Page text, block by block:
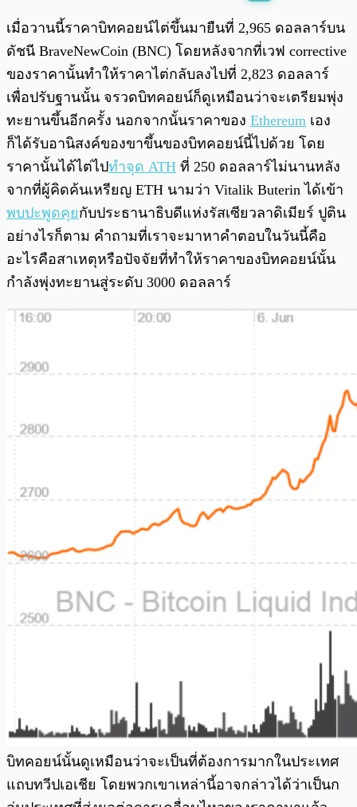
พร้อมเล่น
เมื่อวานนี้ราคาบิทคอยน์ไต่ขึ้นมายืนที่ 2,965 ดอลลาร์บน
ดัชนี BraveNewCoin (BNC) โดยหลังจากที่เวฟ corrective
ของราคานั้นทำให้ราคาไต่กลับลงไปที่ 2,823 ดอลลาร์
เพื่อปรับฐานนั้น จรวดบิทคอยน์ก็ดูเหมือนว่าจะเตรียมพุ่ง
ทะยานขึ้นอีกครั้ง นอกจากนั้นราคาของ Ethereum เอง
ก็ได้รับอานิสงค์ของขาขึ้นของบิทคอยน์นี้ไปด้วย โดย
ราคานั้นได้ไต่ไปทำจุด ATH ที่ 250 ดอลลาร์ไม่นานหลัง
จากที่ผู้คิดค้นเหรียญ ETH นามว่า Vitalik Buterin ได้เข้า
พบปะพูดคุยกับประธานาธิบดีแห่งรัสเซียวลาดิเมียร์ ปูติน
อย่างไรก็ตาม คำถามที่เราจะมาหาคำตอบในวันนี้คือ
อะไรคือสาเหตุหรือปัจจัยที่ทำให้ราคาของบิทคอยน์นั้น
กำลังพุ่งทะยานสู่ระดับ 3000 ดอลลาร์
บิทคอยน์นั้นดูเหมือนว่าจะเป็นที่ต้องการมากในประเทศ
แถบทวีปเอเชีย โดยพวกเขาเหล่านี้อาจกล่าวได้ว่าเป็นก